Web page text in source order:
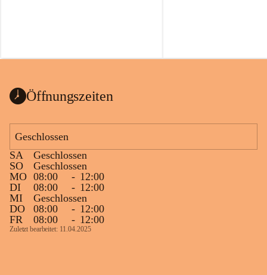
Öffnungszeiten
Geschlossen
SA
Geschlossen
SO
Geschlossen
MO 08:00 - 12:00
DI
08:00 - 12:00
MI
Geschlossen
DO
08:00 - 12:00
FR
08:00 - 12:00
Zuletzt bearbeitet: 11.04.2025